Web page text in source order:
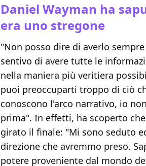
Daniel Wayman ha
era uno stregone
"Non posso dire di averlo
sentivo di avere tutte le
nella maniera più veritiera
puoi preoccuparti troppo di ciò
conoscono l'arco narrativo, io
prima". In effetti, ha scoperto
girato il finale: "Mi sono seduto
direzione che avremmo preso.
potere proveniente dal mondo